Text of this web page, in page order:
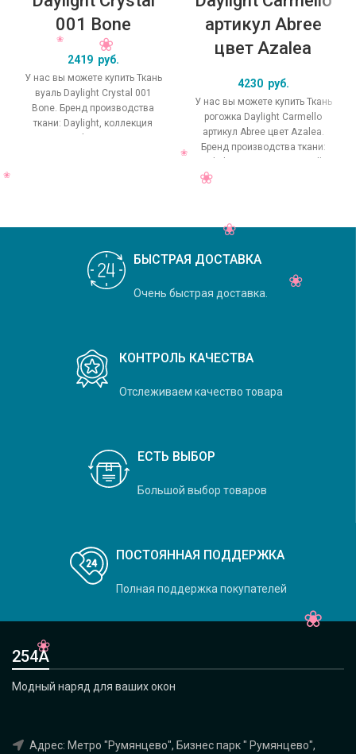
001 Bone
2419 руб.
У нас вы можете купить Ткань
вуаль Daylight Crystal 001
Bone. Бренд производства
ткани: Daylight, коллекция
Crystal, основной
артикул Abree
цвет Azalea
4230 руб.
У нас вы можете купить Ткань
рогожка Daylight Carmello
артикул Abree цвет Azalea.
Бренд производства ткани:
Daylight, коллекция Carmello,
БЫСТРАЯ ДОСТАВКА
Очень быстрая доставка.
КОНТРОЛЬ КАЧЕСТВА
Отслеживаем качество товара
ЕСТЬ ВЫБОР
Большой выбор товаров
ПОСТОЯННАЯ ПОДДЕРЖКА
Полная поддержка покупателей
254А
Модный наряд для ваших окон
Адрес: Метро "Румянцево", Бизнес парк " Румянцево",